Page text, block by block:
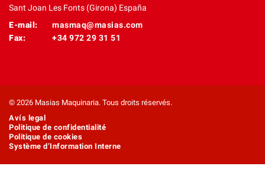
Sant Joan Les Fonts (Girona) España
E-mail:
masmaq@masias.com
Fax:
+34 972 29 31 51
© 2026 Masias Maquinaria. Tous droits réservés.
Avís legal
Politique de confidentialité
Politique de cookies
Système d’Information Interne